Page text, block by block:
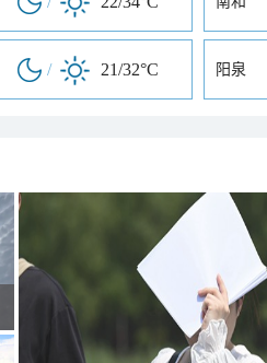
/ 21/32°C 阳泉